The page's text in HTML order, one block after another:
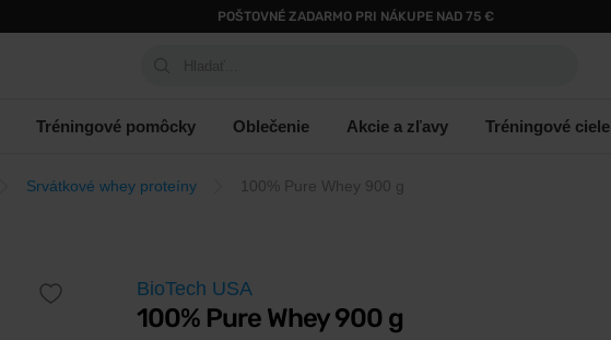
POŠTOVNÉ ZADARMO PRI NÁKUPE NAD 75 €
Tréningové pomôcky Oblečenie Akcie a zľavy Tréningové ciele
Srvátkové whey proteíny 100% Pure Whey 900 g
BioTech USA
100% Pure Whey 900 g